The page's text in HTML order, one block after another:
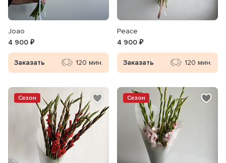
Joao
4 900 ₽
Заказать 120 мин.
Peace
4 900 ₽
Заказать 120 мин.
Сезон Сезон